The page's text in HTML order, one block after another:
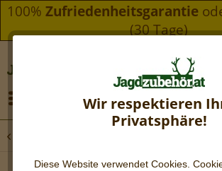
100% Zufriedenheitsgarantie
(30 Tage)
Wir respektieren
Privatsphäre!
Diese Website verwendet Cookies.